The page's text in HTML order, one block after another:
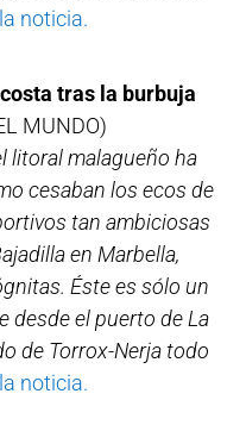
noticia.
tras la burbuja
MUNDO)
litoral malagueño ha
cesaban los ecos de
tan ambiciosas
en Marbella,
Éste es sólo un
desde el puerto de La
de Torrox-Nerja todo
noticia.